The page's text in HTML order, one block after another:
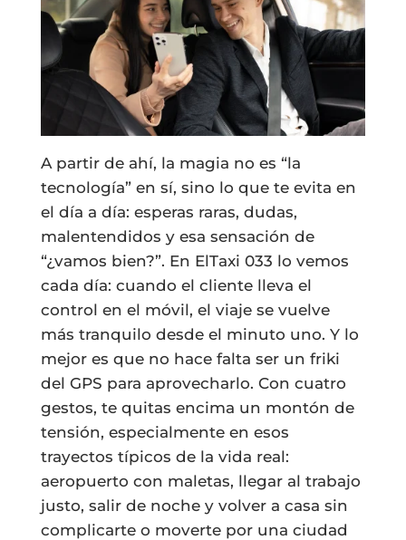
A partir de ahí, la magia no es “la
tecnología” en sí, sino lo que te evita en
el día a día: esperas raras, dudas,
malentendidos y esa sensación de
“¿vamos bien?”. En ElTaxi 033 lo vemos
cada día: cuando el cliente lleva el
control en el móvil, el viaje se vuelve
más tranquilo desde el minuto uno. Y lo
mejor es que no hace falta ser un friki
del GPS para aprovecharlo. Con cuatro
gestos, te quitas encima un montón de
tensión, especialmente en esos
trayectos típicos de la vida real:
aeropuerto con maletas, llegar al trabajo
justo, salir de noche y volver a casa sin
complicarte o moverte por una ciudad